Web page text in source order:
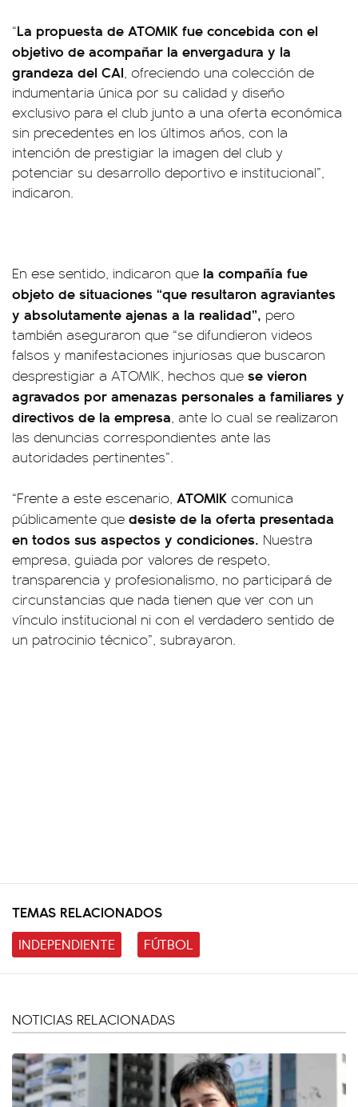
“La propuesta de ATOMIK fue concebida con el
objetivo de acompañar la envergadura y la
grandeza del CAI, ofreciendo una colección de
indumentaria única por su calidad y diseño
exclusivo para el club junto a una oferta económica
sin precedentes en los últimos años, con la
intención de prestigiar la imagen del club y
potenciar su desarrollo deportivo e institucional”,
indicaron.
En ese sentido, indicaron que la compañía fue
objeto de situaciones “que resultaron agraviantes
y absolutamente ajenas a la realidad”, pero
también aseguraron que “se difundieron videos
falsos y manifestaciones injuriosas que buscaron
desprestigiar a ATOMIK, hechos que se vieron
agravados por amenazas personales a familiares y
directivos de la empresa, ante lo cual se realizaron
las denuncias correspondientes ante las
autoridades pertinentes”.
“Frente a este escenario, ATOMIK comunica
públicamente que desiste de la oferta presentada
en todos sus aspectos y condiciones. Nuestra
empresa, guiada por valores de respeto,
transparencia y profesionalismo, no participará de
circunstancias que nada tienen que ver con un
vínculo institucional ni con el verdadero sentido de
un patrocinio técnico”, subrayaron.
TEMAS RELACIONADOS
INDEPENDIENTE
FÚTBOL
NOTICIAS RELACIONADAS